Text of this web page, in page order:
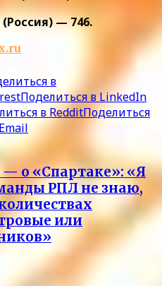
(Россия) — 746.
в
Поделиться в LinkedIn
в RedditПоделиться
о «Спартаке»: «Я
РПЛ не знаю,
или